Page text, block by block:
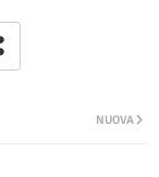
NUOVA